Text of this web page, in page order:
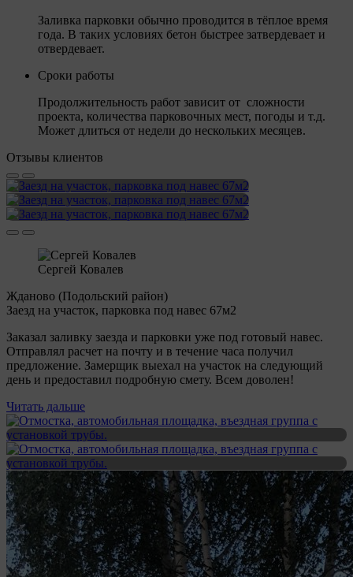
Заливка парковки обычно проводится в тёплое время
года. В таких условиях бетон быстрее затвердевает и
отвердевает.
Сроки работы
Продолжительность работ зависит от сложности
проекта, количества парковочных мест, погоды и т.д.
Может длиться от недели до нескольких месяцев.
Отзывы клиентов
Сергей Ковалев
Жданово (Подольский район)
Заезд на участок, парковка под навес 67м2
Заказал заливку заезда и парковки уже под готовый навес.
Отправлял расчет на почту и в течение часа получил
предложение. Замерщик выехал на участок на следующий
день и предоставил подробную смету. Всем доволен!
Читать дальше